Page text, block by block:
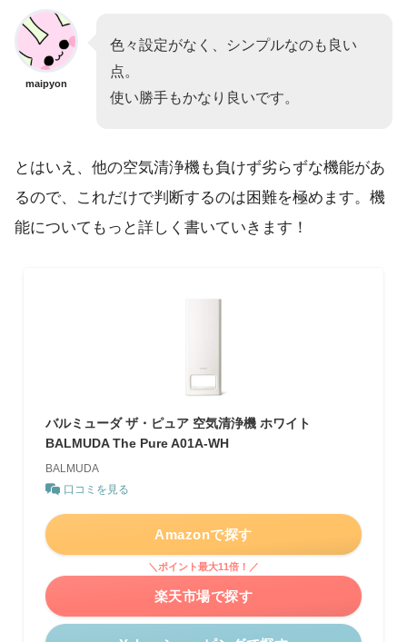
maipyon
色々設定がなく、シンプルなのも良い
点。
使い勝手もかなり良いです。
とはいえ、他の空気清浄機も負けず劣らずな機能があ
るので、これだけで判断するのは困難を極めます。機
能についてもっと詳しく書いていきます！
バルミューダ ザ・ピュア 空気清浄機 ホワイト
BALMUDA The Pure A01A-WH
BALMUDA
口コミを見る
Amazonで探す
＼ポイント最大11倍！／
楽天市場で探す